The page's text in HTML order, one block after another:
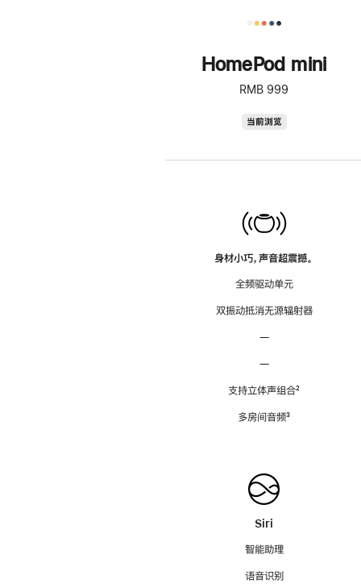
HomePod mini
RMB 999
当前浏览
身材小巧，声音超震撼。
全频驱动单元
双振动抵消无源辐射器
—
—
支持立体声组合脚
²
多房间音频脚
³
Siri
智能助理
语音识别